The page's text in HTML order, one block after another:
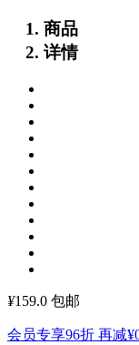
商品
详情
¥159.0 包邮
会员专享96折 再减